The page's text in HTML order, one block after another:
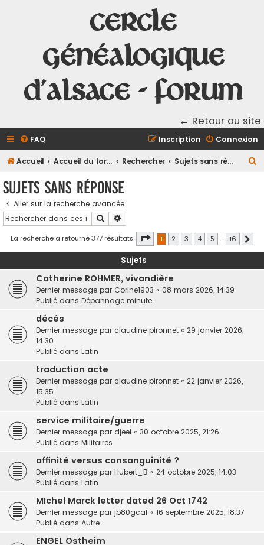
Cercle
Généalogique
d'Alsace - Forum
← Retour au site
FAQ Connexion
Inscription
Accueil Accueil du forum Rechercher Sujets sans réponse
c
h
Sujets sans réponse
Aller sur la recherche avancée
Rechercher
La recherche a retourné 377 résultats Page 1sur16
1 2 3 4 5 … 16
Sujets
Catherine ROHMER, vivandière
Dernier message par Corine1903 « 08 mars 2026, 14:39
Publié dans Dépannage minute
décés
Dernier message par claudine pironnet « 29 janvier 2026,
14:30
Publié dans Latin
traduction acte
Dernier message par claudine pironnet « 22 janvier 2026,
15:35
Publié dans Latin
service militaire/guerre
Dernier message par djeel « 30 octobre 2025, 21:26
Publié dans Militaires
affinité versus consanguinité ?
Dernier message par Hubert_B « 24 octobre 2025, 14:03
Publié dans Latin
MIchel Marck letter dated 26 Oct 1742
Dernier message par jb80gcaf « 16 septembre 2025, 18:37
Publié dans Autre
ENGEL Ostheim